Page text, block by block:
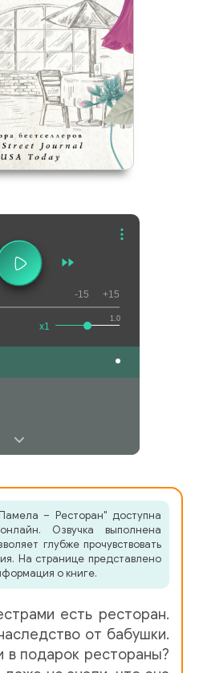
1.0
x1
-15 +15
– Ресторан" доступна
Озвучка выполнена
глубже прочувствовать
На странице представлено
о книге.
есть ресторан.
от бабушки.
в подарок рестораны?